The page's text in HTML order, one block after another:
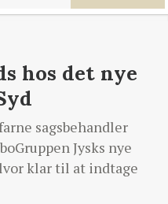
hos det nye
sagsbehandler
Jysks nye
klar til at indtage